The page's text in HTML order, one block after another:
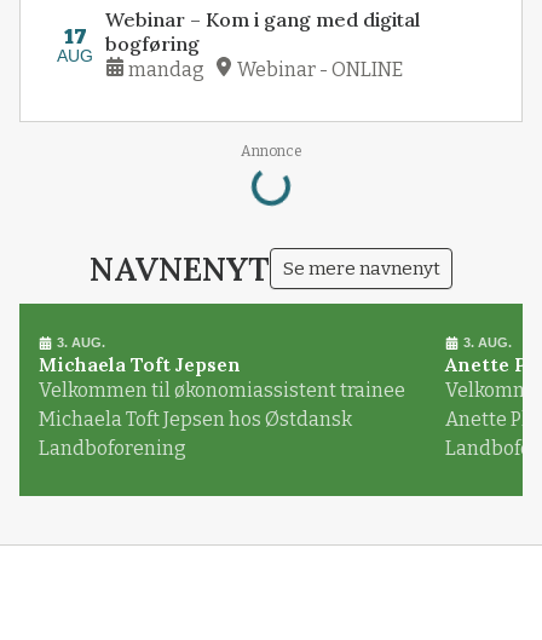
17
AUG
Webinar – Kom i gang med digital
bogføring
mandag Webinar - ONLINE
Annonce
Loading...
NAVNENYT Se mere navnenyt
3. AUG.
Michaela Toft Jepsen
Velkommen til økonomiassistent trainee
Michaela Toft Jepsen hos Østdansk
Landboforening
3. AUG.
Anette
Anette